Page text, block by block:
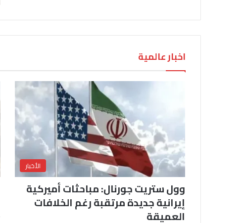
اخبار عالمية
الأخبار
وول ستريت جورنال: مباحثات أميركية
إيرانية جديدة مرتقبة رغم الخلافات
العميقة